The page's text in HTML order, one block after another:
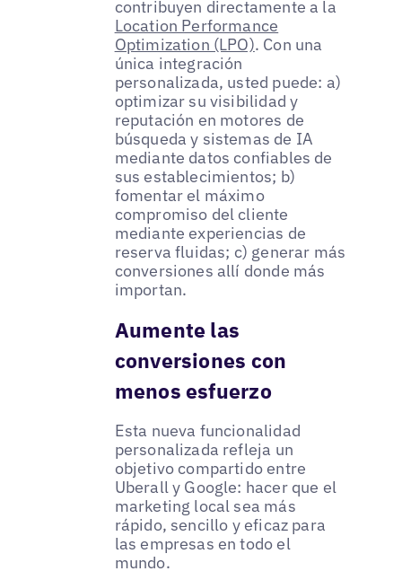
contribuyen directamente a la
Location Performance
Optimization (LPO). Con una
única integración
personalizada, usted puede: a)
optimizar su visibilidad y
reputación en motores de
búsqueda y sistemas de IA
mediante datos confiables de
sus establecimientos; b)
fomentar el máximo
compromiso del cliente
mediante experiencias de
reserva fluidas; c) generar más
conversiones allí donde más
importan.
Aumente las
conversiones con
menos esfuerzo
Esta nueva funcionalidad
personalizada refleja un
objetivo compartido entre
Uberall y Google: hacer que el
marketing local sea más
rápido, sencillo y eficaz para
las empresas en todo el
mundo.